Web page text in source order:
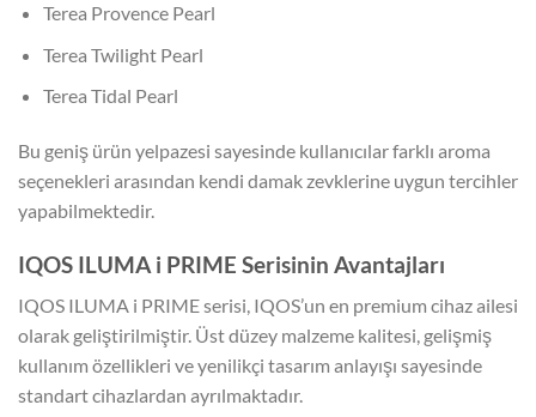
Terea Provence Pearl
Terea Twilight Pearl
Terea Tidal Pearl
Bu geniş ürün yelpazesi sayesinde kullanıcılar farklı aroma
seçenekleri arasından kendi damak zevklerine uygun tercihler
yapabilmektedir.
IQOS ILUMA i PRIME Serisinin Avantajları
IQOS ILUMA i PRIME serisi, IQOS’un en premium cihaz ailesi
olarak geliştirilmiştir. Üst düzey malzeme kalitesi, gelişmiş
kullanım özellikleri ve yenilikçi tasarım anlayışı sayesinde
standart cihazlardan ayrılmaktadır.